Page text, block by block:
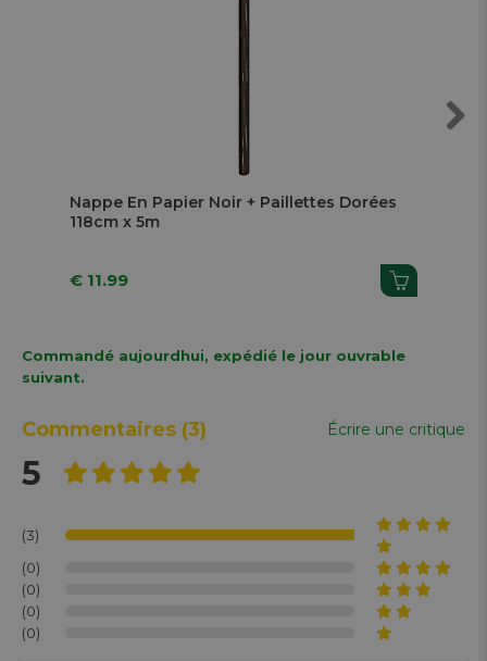
Nappe En Papier Noir + Paillettes Dorées
118cm x 5m
€ 11.99
Commandé aujourdhui, expédié le jour ouvrable
suivant.
Commentaires (3) Écrire une critique
5
(3)
(0)
(0)
(0)
(0)